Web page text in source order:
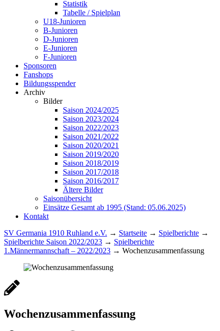
Statistik
Tabelle / Spielplan
U18-Junioren
B-Junioren
D-Junioren
E-Junioren
F-Junioren
Sponsoren
Fanshops
Bildungsspender
Archiv
Bilder
Saison 2024/2025
Saison 2023/2024
Saison 2022/2023
Saison 2021/2022
Saison 2020/2021
Saison 2019/2020
Saison 2018/2019
Saison 2017/2018
Saison 2016/2017
Ältere Bilder
Saisonübersicht
Einsätze Gesamt ab 1995 (Stand: 05.06.2025)
Kontakt
SV Germania 1910 Ruhland e.V. → Startseite → Spielberichte →
Spielberichte Saison 2022/2023 → Spielberichte
1.Männermannschaft – 2022/2023 → Wochenzusammenfassung
Wochenzusammenfassung